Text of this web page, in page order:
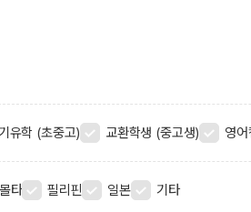
유학 (초중고) 교환학생 (중고생) 영
몰타 필리핀 일본 기타